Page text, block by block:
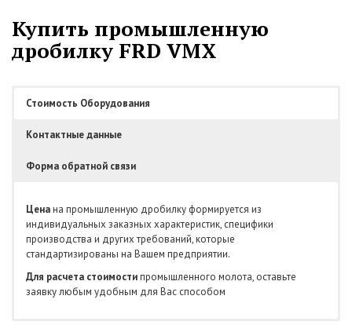
Купить промышленную
дробилку FRD VMX
Стоимость Оборудования
Контактные данные
Форма обратной связи
Ценана промышленную дробилку формируется из
индивидуальных заказных характеристик, специфики
производства и других требований, которые
стандартизированы на Вашем предприятии.
Для расчета стоимостипромышленного молота, оставьте
заявку любым удобным для Вас способом